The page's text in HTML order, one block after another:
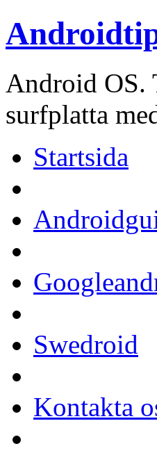
Android OS.
surfplatta
Startsida
Swedroid
Kontakta